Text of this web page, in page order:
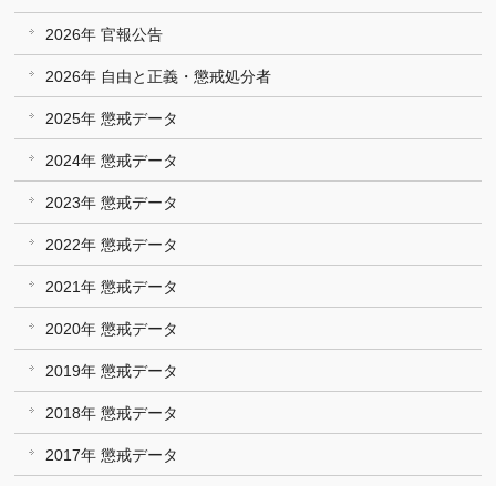
2026年 官報公告
2026年 自由と正義・懲戒処分者
2025年 懲戒データ
2024年 懲戒データ
2023年 懲戒データ
2022年 懲戒データ
2021年 懲戒データ
2020年 懲戒データ
2019年 懲戒データ
2018年 懲戒データ
2017年 懲戒データ